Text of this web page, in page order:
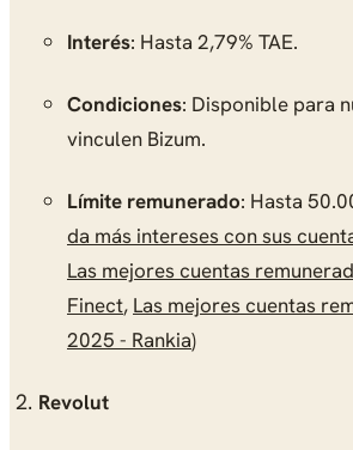
Interés: Hasta 2,79% TAE.
Condiciones: Disponible para
vinculen Bizum.
Límite remunerado: Hasta
da más intereses con sus
Las mejores cuentas
Finect, Las mejores cuentas
2025 - Rankia)
Revolut